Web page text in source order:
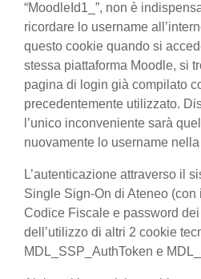
“MoodleId1_”, non è
ricordare lo username
questo cookie quando si
stessa piattaforma Moodle, si
pagina di login già compilato
precedentemente utilizzato.
l’unico inconveniente sarà
nuovamente lo username
L’autenticazione attraverso il
Single Sign-On di Ateneo
Codice Fiscale e password
dell’utilizzo di altri 2 cookie
MDL_SSP_AuthToken e